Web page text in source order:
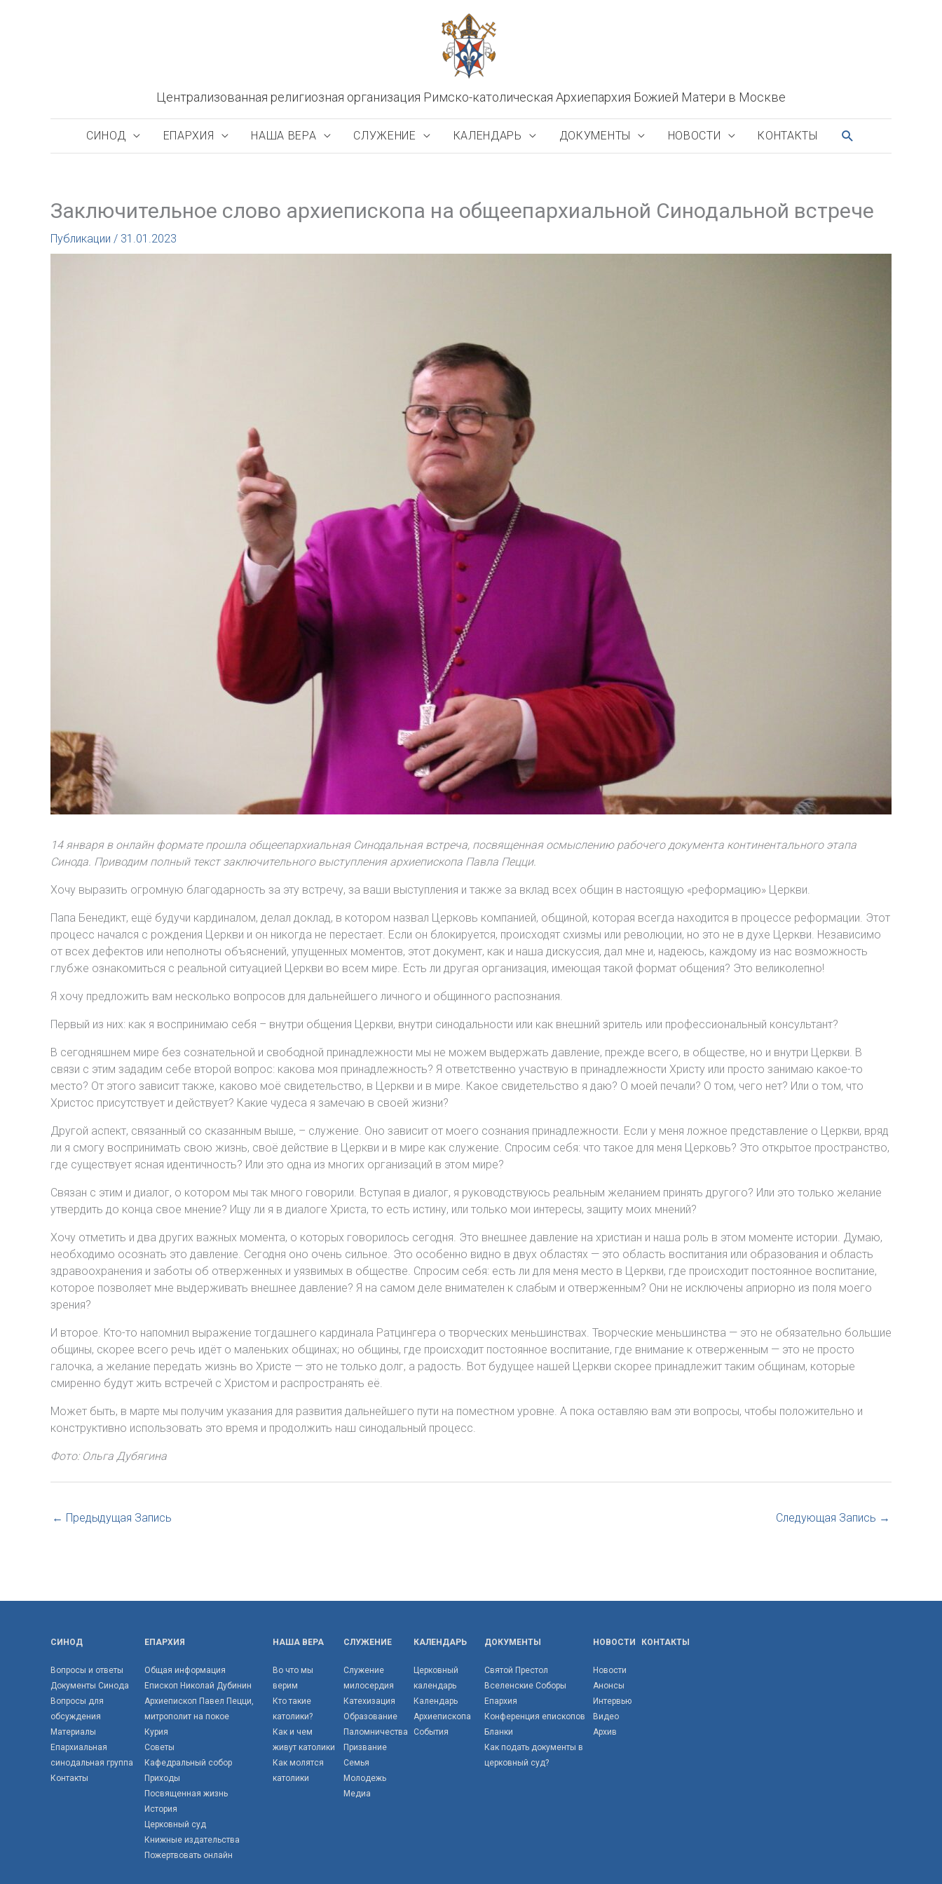
Централизованная религиозная организация Римско-католическая Архиепархия Божией Матери в Москве
СИНОД ЕПАРХИЯ НАША ВЕРА СЛУЖЕНИЕ КАЛЕНДАРЬ ДОКУМЕНТЫ НОВОСТИ КОНТАКТЫ ПОИСК
Заключительное слово архиепископа на общеепархиальной Синодальной встрече
Публикации / 31.01.2023
14 января в онлайн формате прошла общеепархиальная Синодальная встреча, посвященная осмыслению рабочего документа континентального этапа
Синода. Приводим полный текст заключительного выступления архиепископа Павла Пецци.
Хочу выразить огромную благодарность за эту встречу, за ваши выступления и также за вклад всех общин в настоящую «реформацию» Церкви.
Папа Бенедикт, ещё будучи кардиналом, делал доклад, в котором назвал Церковь компанией, общиной, которая всегда находится в процессе реформации. Этот
процесс начался с рождения Церкви и он никогда не перестает. Если он блокируется, происходят схизмы или революции, но это не в духе Церкви. Независимо
от всех дефектов или неполноты объяснений, упущенных моментов, этот документ, как и наша дискуссия, дал мне и, надеюсь, каждому из нас возможность
глубже ознакомиться с реальной ситуацией Церкви во всем мире. Есть ли другая организация, имеющая такой формат общения? Это великолепно!
Я хочу предложить вам несколько вопросов для дальнейшего личного и общинного распознания.
Первый из них: как я воспринимаю себя – внутри общения Церкви, внутри синодальности или как внешний зритель или профессиональный консультант?
В сегодняшнем мире без сознательной и свободной принадлежности мы не можем выдержать давление, прежде всего, в обществе, но и внутри Церкви. В
связи с этим зададим себе второй вопрос: какова моя принадлежность? Я ответственно участвую в принадлежности Христу или просто занимаю какое-то
место? От этого зависит также, каково моё свидетельство, в Церкви и в мире. Какое свидетельство я даю? О моей печали? О том, чего нет? Или о том, что
Христос присутствует и действует? Какие чудеса я замечаю в своей жизни?
Другой аспект, связанный со сказанным выше, – служение. Оно зависит от моего сознания принадлежности. Если у меня ложное представление о Церкви, вряд
ли я смогу воспринимать свою жизнь, своё действие в Церкви и в мире как служение. Спросим себя: что такое для меня Церковь? Это открытое пространство,
где существует ясная идентичность? Или это одна из многих организаций в этом мире?
Связан с этим и диалог, о котором мы так много говорили. Вступая в диалог, я руководствуюсь реальным желанием принять другого? Или это только желание
утвердить до конца свое мнение? Ищу ли я в диалоге Христа, то есть истину, или только мои интересы, защиту моих мнений?
Хочу отметить и два других важных момента, о которых говорилось сегодня. Это внешнее давление на христиан и наша роль в этом моменте истории. Думаю,
необходимо осознать это давление. Сегодня оно очень сильное. Это особенно видно в двух областях — это область воспитания или образования и область
здравоохранения и заботы об отверженных и уязвимых в обществе. Спросим себя: есть ли для меня место в Церкви, где происходит постоянное воспитание,
которое позволяет мне выдерживать внешнее давление? Я на самом деле внимателен к слабым и отверженным? Они не исключены априорно из поля моего
зрения?
И второе. Кто-то напомнил выражение тогдашнего кардинала Ратцингера о творческих меньшинствах. Творческие меньшинства — это не обязательно большие
общины, скорее всего речь идёт о маленьких общинах; но общины, где происходит постоянное воспитание, где внимание к отверженным — это не просто
галочка, а желание передать жизнь во Христе — это не только долг, а радость. Вот будущее нашей Церкви скорее принадлежит таким общинам, которые
смиренно будут жить встречей с Христом и распространять её.
Может быть, в марте мы получим указания для развития дальнейшего пути на поместном уровне. А пока оставляю вам эти вопросы, чтобы положительно и
конструктивно использовать это время и продолжить наш синодальный процесс.
Фото: Ольга Дубягина
← Предыдущая Запись Следующая Запись →
СИНОД
Вопросы и ответы
Документы Синода
Вопросы для
обсуждения
Материалы
Епархиальная
синодальная группа
Контакты
ЕПАРХИЯ
Общая информация
Епископ Николай Дубинин
Архиепископ Павел Пецци,
митрополит на покое
Курия
Советы
Кафедральный собор
Приходы
Посвященная жизнь
История
Церковный суд
Книжные издательства
Пожертвовать онлайн
НАША ВЕРА
Во что мы
верим
Кто такие
католики?
Как и чем
живут католики
Как молятся
католики
СЛУЖЕНИЕ
Служение
милосердия
Катехизация
Образование
Паломничества
Призвание
Семья
Молодежь
Медиа
КАЛЕНДАРЬ
Церковный
календарь
Календарь
Архиепископа
События
ДОКУМЕНТЫ
Святой Престол
Вселенские Соборы
Епархия
Конференция епископов
Бланки
Как подать документы в
церковный суд?
НОВОСТИ
Новости
Анонсы
Интервью
Видео
Архив
КОНТАКТЫ